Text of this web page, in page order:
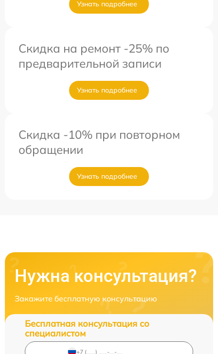
Узнать подробнее
Скидка на ремонт -25% по
предварительной записи
Узнать подробнее
Скидка -10% при повторном
обращении
Узнать подробнее
Нужна консультация?
Закажите бесплатную консультацию
Бесплатная консультация со
специалистом